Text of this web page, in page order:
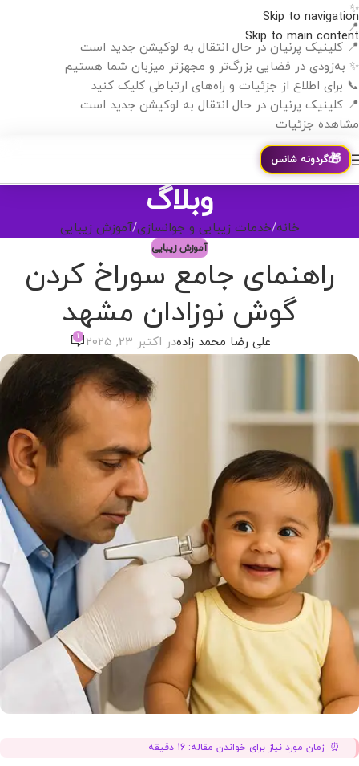
Skip to navigation
Skip to main content
✨
📍
📍 کلینیک پرنیان در حال انتقال به لوکیشن جدید است
✨ به‌زودی در فضایی بزرگ‌تر و مجهزتر میزبان شما هستیم
📞 برای اطلاع از جزئیات و راه‌های ارتباطی کلیک کنید
📍 کلینیک پرنیان در حال انتقال به لوکیشن جدید است
مشاهده جزئیات
🎁گردونه شانس
وبلاگ
خانه خدمات زیبایی و جوانسازی آموزش زیبایی
آموزش زیبایی
راهنمای جامع سوراخ کردن
گوش نوزادان مشهد
علی رضا محمد زادهدر اکتبر 23, 2025 1
زمان مورد نیاز برای خواندن مقاله: 16 دقیقه